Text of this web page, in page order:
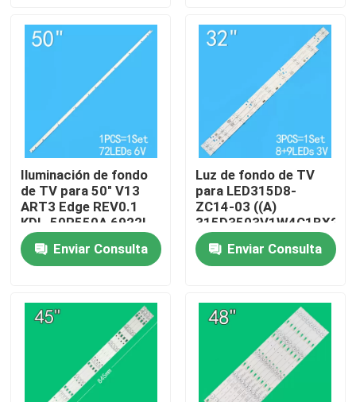
Vídeos
Sobre nosotros
Viaje de la fábrica
Control de calidad
Éntrenos en contacto con
Pida una cita
Iluminación de fondo para televisores LED
Iluminación de fondo
de TV para 50" V13
ART3 Edge REV0.1
KDL-50R550A 6922L-
0083A 6916L1291A
Enviar Consulta
Luz de fondo de TV
para LED315D8-
ZC14-03 ((A)
315D3503V1W4C1BX2-
55917M
30331509207
Enviar Consulta